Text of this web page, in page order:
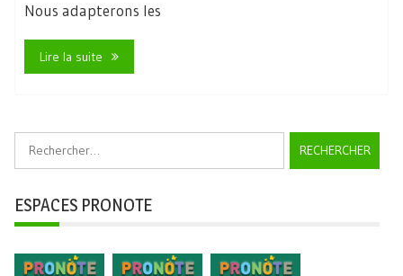
Nous adapterons les
Lire la suite
ESPACES PRONOTE